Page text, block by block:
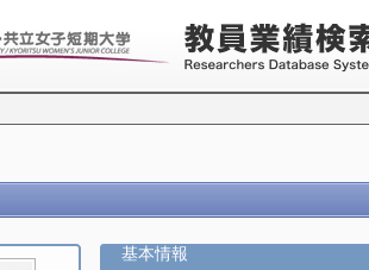
基本情報